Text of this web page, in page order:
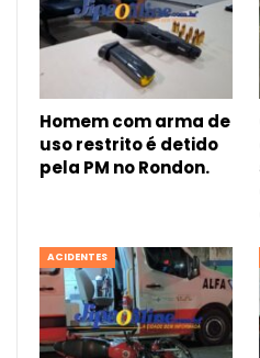
Homem com arma de
uso restrito é detido
pela PM no Rondon.
ACIDENTES